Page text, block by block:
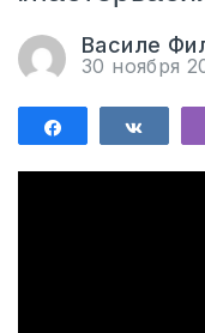
Василе
30 ноября
Поделиться